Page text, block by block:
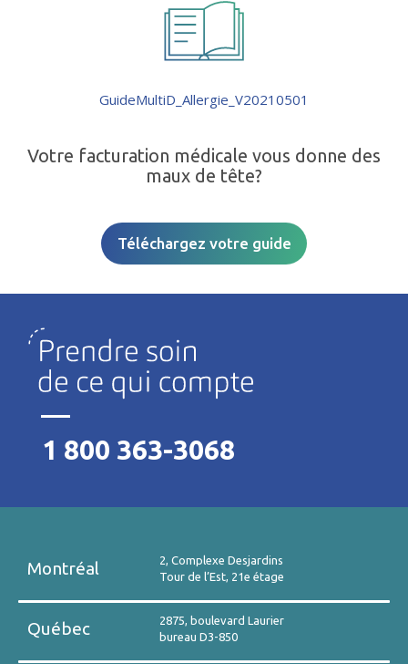
GuideMultiD_Allergie_V20210501
Votre facturation médicale vous donne des
maux de tête?
Téléchargez votre guide
1 800 363-3068
Montréal
2, Complexe Desjardins
Tour de l’Est, 21e étage
Québec
2875, boulevard Laurier
bureau D3-850